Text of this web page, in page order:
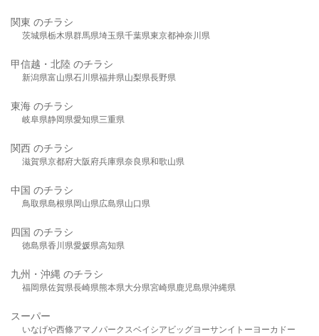
関東 のチラシ
茨城県栃木県群馬県埼玉県千葉県東京都神奈川県
甲信越・北陸 のチラシ
新潟県富山県石川県福井県山梨県長野県
東海 のチラシ
岐阜県静岡県愛知県三重県
関西 のチラシ
滋賀県京都府大阪府兵庫県奈良県和歌山県
中国 のチラシ
鳥取県島根県岡山県広島県山口県
四国 のチラシ
徳島県香川県愛媛県高知県
九州・沖縄 のチラシ
福岡県佐賀県長崎県熊本県大分県宮崎県鹿児島県沖縄県
スーパー
いなげや西條アマノパークスベイシア ビッグヨーサンイトーヨーカドー